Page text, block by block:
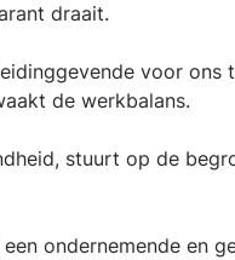
draait.
voor ons
de werkbalans.
stuurt op de
ondernemende en